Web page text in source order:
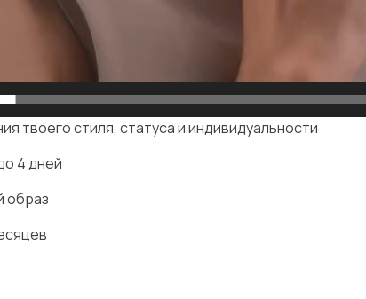
твоего стиля, статуса и индивидуальности
4 дней
образ